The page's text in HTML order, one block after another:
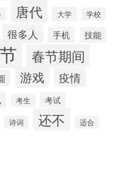
唐代 大学 学校
很多人 手机 技能
春节期间
游戏 疫情
考生 考试
诗词 还不 适合